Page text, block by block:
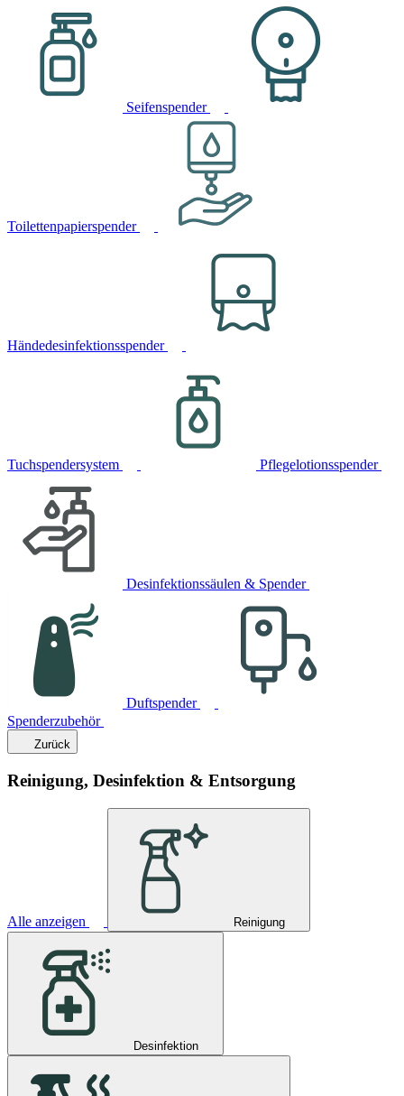
Seifenspender
Toilettenpapierspender
Händedesinfektionsspender
Tuchspendersystem Pflegelotionsspender
Desinfektionssäulen & Spender
Duftspender
Spenderzubehör
Zurück
Reinigung, Desinfektion & Entsorgung
Alle anzeigen Reinigung
Desinfektion